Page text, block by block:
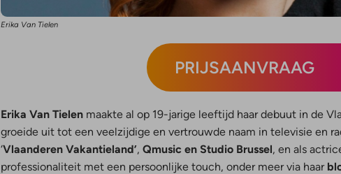
Erika Van Tielen
PRIJSAANVRAAG
Erika Van Tielen maakte al op 19-jarige leeftijd haar debuut in de
groeide uit tot een veelzijdige en vertrouwde naam in televisie en
‘Vlaanderen Vakantieland’,Qmusic en Studio Brussel, en als
professionaliteit met een persoonlijke touch, onder meer via haar